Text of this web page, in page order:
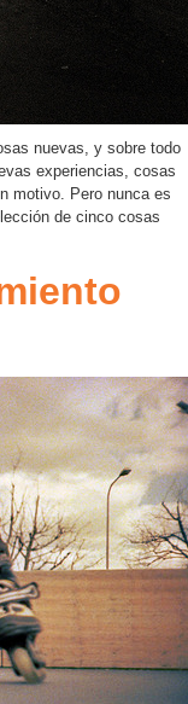
nuevas, y sobre todo
experiencias, cosas
motivo. Pero nunca es
de cinco cosas